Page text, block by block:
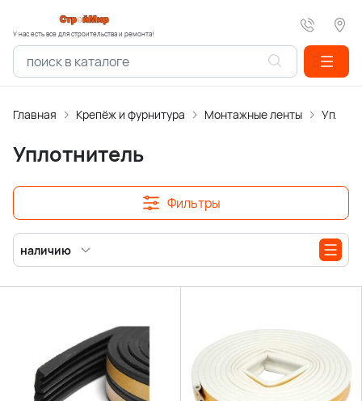
У нас есть все для строительства и ремонта!
Главная Крепёж и фурнитура Монтажные ленты
Уплотнитель
Фильтры
наличию